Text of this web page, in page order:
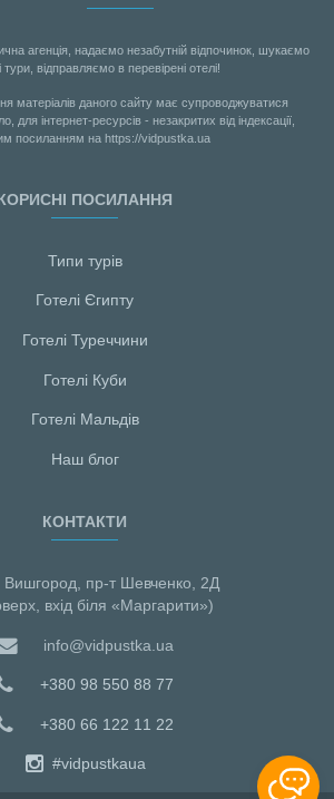
агенція, надаємо незабутній відпочинок, шукаємо
відправляємо в перевірені отелі!
матеріалів даного сайту має супроводжуватися
інтернет-ресурсів - незакритих від індексації,
посиланням на https://vidpustka.ua
ПОСИЛАННЯ
Типи турів
Готелі Єгипту
Готелі Туреччини
Готелі Куби
Готелі Мальдiв
Наш блог
КОНТАКТИ
Вишгород, пр-т Шевченко, 2Д
вхід біля «Маргарити»)
info@vidpustka.ua
+380 98 550 88 77
+380 66 122 11 22
#vidpustkaua